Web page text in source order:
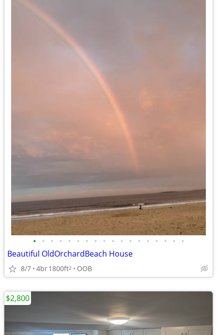
• • • • • • • • • • • • • • • • • •
Beautiful OldOrchardBeach House
8/7 4br1800ft2 OOB
$2,800